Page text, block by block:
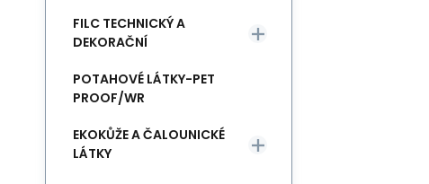
FILC TECHNICKÝ A
DEKORAČNÍ
POTAHOVÉ LÁTKY-PET
PROOF/WR
EKOKŮŽE A ČALOUNICKÉ
LÁTKY